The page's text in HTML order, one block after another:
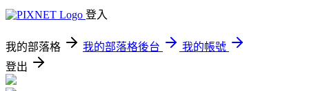
登入
我的部落格 我的部落格後台
我的帳號
登出